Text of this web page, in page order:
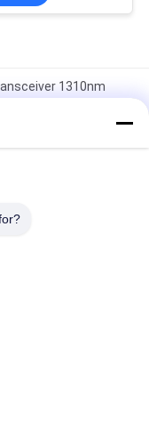
1310nm
10G, 1310 nm,
10Gbps/850nm